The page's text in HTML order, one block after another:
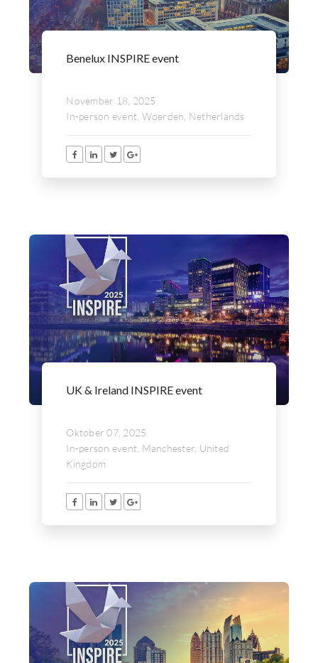
Benelux INSPIRE event
November 18, 2025
In-person event, Woerden, Netherlands
UK & Ireland INSPIRE event
Oktober 07, 2025
In-person event, Manchester, United
Kingdom